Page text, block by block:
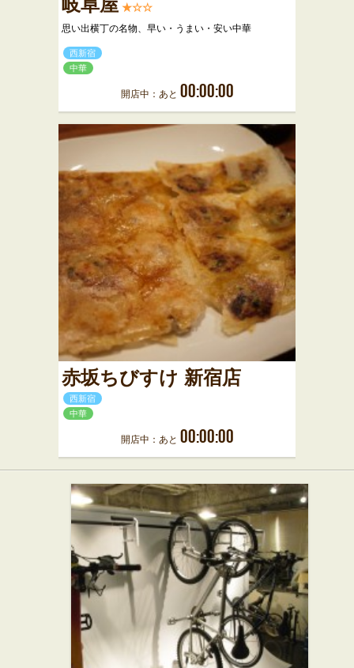
岐阜屋 ★☆☆
思い出横丁の名物、早い・うまい・安い中華
西新宿
中華
開店中：あと 00:00:00
赤坂ちびすけ 新宿店
西新宿
中華
開店中：あと 00:00:00